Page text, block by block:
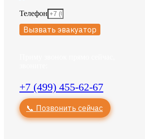
Телефон
Вызвать эвакуатор
+7 (499) 455-62-67
📞 Позвонить сейчас